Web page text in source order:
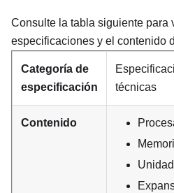
Consulte la tabla siguiente para
especificaciones y el contenido
Categoría de
especificación
técnicas
Contenido